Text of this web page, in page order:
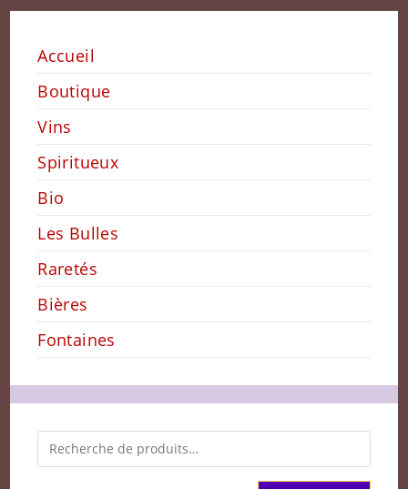
Accueil
Boutique
Vins
Spiritueux
Bio
Les Bulles
Raretés
Bières
Fontaines